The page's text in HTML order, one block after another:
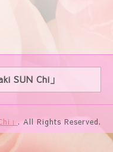
SUN Chi」
」 . All Rights Reserved.